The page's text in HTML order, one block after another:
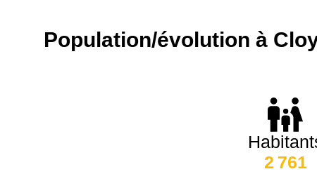
Population/évolution à
2 761